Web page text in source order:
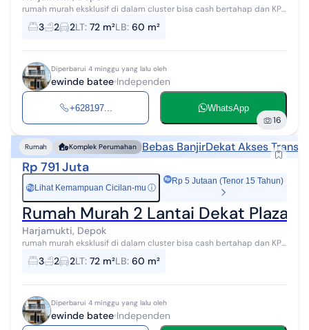
rumah murah eksklusif di dalam cluster bisa cash bertahap dan KPR
bank denah ruangan bisa custom lokasi di dekat citra grand
cibubur spesifikas...
3 2 2LT: 72 m²LB: 60 m²
Diperbarui 4 minggu yang lalu oleh
ewinde batee Independen
+628197... WhatsApp
16
Rumah Komplek Perumahan Bebas BanjirDekat Akses
Rp 791 Juta
Rp Lihat Kemampuan Cicilan-mu ⓘ
Rp 5 Jutaan (Tenor 15 Tahun)
Rumah Murah 2 Lantai Dekat Plaza
Harjamukti, Depok
rumah murah eksklusif di dalam cluster bisa cash bertahap dan KPR
bank denah ruangan bisa custom lokasi di dekat citra grand
cibubur spesifikas...
3 2 2LT: 72 m²LB: 60 m²
Diperbarui 4 minggu yang lalu oleh
ewinde batee Independen